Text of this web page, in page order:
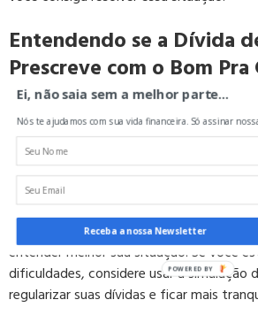
Entendendo se a Dívida
Prescreve com o Bom
Você descobriu que a dívida de IPTU
anos, o que pode ser um alívio para
crucial para planejar melhor suas
desagradáveis.
O
está aqui para
soluções financeiras, a plataforma pode
entender melhor sua situação. Se você
dificuldades, considere usar a simulação
regularizar suas dívidas e ficar mais
Ei, não saia sem a melhor parte...
Nós te ajudamos com sua vida financeira. Só assinar nossa
Receba a nossa Newsletter
POWERED BY